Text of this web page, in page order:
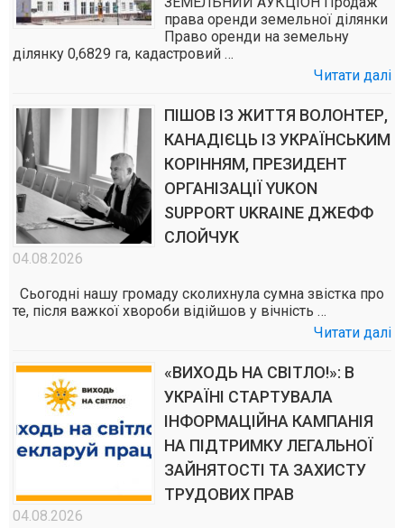
права оренди земельної ділянки
Право оренди на земельну
ділянку 0,6829 га, кадастровий …
Читати далі
ПІШОВ ІЗ ЖИТТЯ ВОЛОНТЕР,
КАНАДІЄЦЬ ІЗ УКРАЇНСЬКИМ
КОРІННЯМ, ПРЕЗИДЕНТ
ОРГАНІЗАЦІЇ YUKON
SUPPORT UKRAINE ДЖЕФФ
СЛОЙЧУК
04.08.2026
Сьогодні нашу громаду сколихнула сумна звістка про
те, після важкої хвороби відійшов у вічність …
Читати далі
«ВИХОДЬ НА СВІТЛО!»: В
УКРАЇНІ СТАРТУВАЛА
ІНФОРМАЦІЙНА КАМПАНІЯ
НА ПІДТРИМКУ ЛЕГАЛЬНОЇ
ЗАЙНЯТОСТІ ТА ЗАХИСТУ
ТРУДОВИХ ПРАВ
04.08.2026